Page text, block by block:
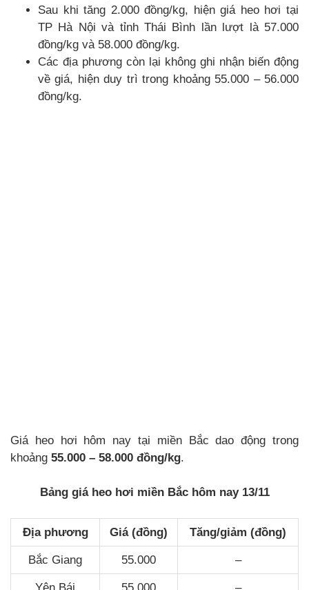
Sau khi tăng 2.000 đồng/kg, hiện giá heo hơi tại
TP Hà Nội và tỉnh Thái Bình lần lượt là 57.000
đồng/kg và 58.000 đồng/kg.
Các địa phương còn lại không ghi nhận biến động
về giá, hiện duy trì trong khoảng 55.000 – 56.000
đồng/kg.
Giá heo hơi hôm nay tại miền Bắc dao động trong
khoảng 55.000 – 58.000 đồng/kg.
Bảng giá heo hơi miền Bắc hôm nay 13/11
Địa phương Giá (đồng) Tăng/giảm (đồng)
Bắc Giang 55.000 –
Yên Bái 55.000 –